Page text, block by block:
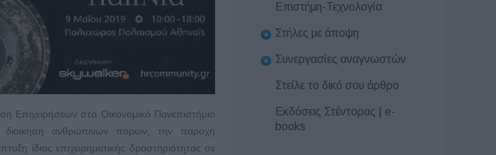
Επιχειρήσεων στο Οικονομικό Πανεπιστήμιο
διοίκηση ανθρώπινων πόρων, την παροχή
ίδιας επιχειρηματικής δραστηριότητας σε
Επιστήμη-Τεχνολογία
Στήλες με άποψη
Συνεργασίες αναγνωστών
Στείλε το δικό σου άρθρο
Εκδόσεις Στέντορας | e-
books